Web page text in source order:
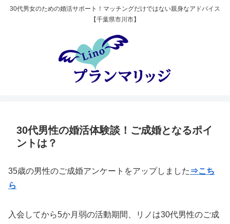
30代男女のための婚活サポート！マッチングだけではない親身なアドバイス
【千葉県市川市】
30代男性の婚活体験談！ご成婚となるポイ
ントは？
35歳の男性のご成婚アンケートをアップしました ⇒こち
ら
入会してから5か月弱の活動期間、リノは30代男性のご成